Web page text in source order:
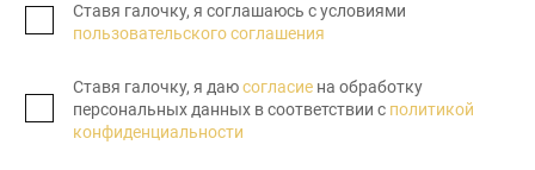
Ставя галочку, я соглашаюсь с условиями
пользовательского соглашения
Ставя галочку, я даюсогласие на обработку
персональных данных в соответствии с политикой
конфиденциальности